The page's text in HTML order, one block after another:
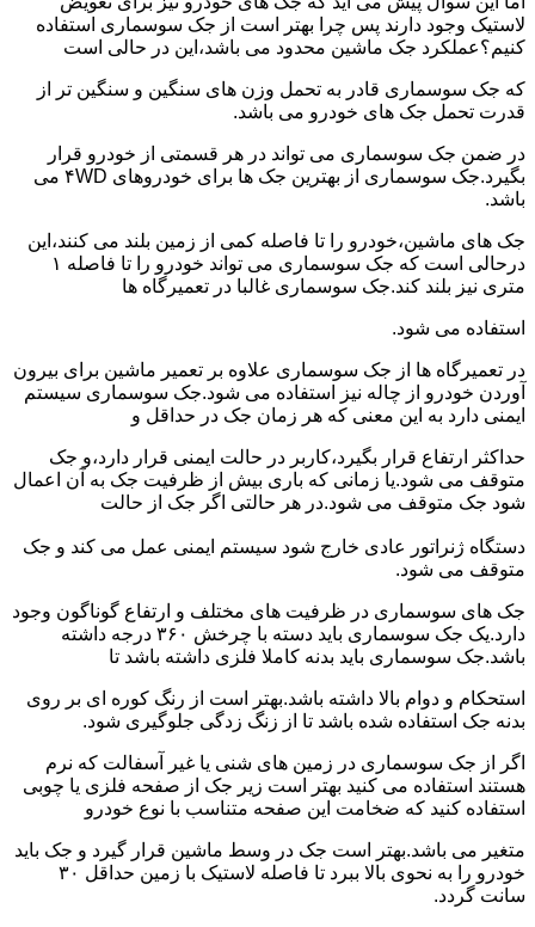
لاستیک وجود دارند پس چرا بهتر است از جک سوسماری استفاده
کنیم؟عملکرد جک ماشین محدود می باشد،این در حالی است
که جک سوسماری قادر به تحمل وزن های سنگین و سنگین تر از
قدرت تحمل جک های خودرو می باشد.
در ضمن جک سوسماری می تواند در هر قسمتی از خودرو قرار
بگیرد.جک سوسماری از بهترین جک ها برای خودروهای ۴WD می
باشد.
جک های ماشین،خودرو را تا فاصله کمی از زمین بلند می کنند،این
درحالی است که جک سوسماری می تواند خودرو را تا فاصله ۱
متری نیز بلند کند.جک سوسماری غالبا در تعمیرگاه ها
استفاده می شود.
در تعمیرگاه ها از جک سوسماری علاوه بر تعمیر ماشین برای بیرون
آوردن خودرو از چاله نیز استفاده می شود.جک سوسماری سیستم
ایمنی دارد به این معنی که هر زمان جک در حداقل و
حداکثر ارتفاع قرار بگیرد،کاربر در حالت ایمنی قرار دارد،و جک
متوقف می شود.یا زمانی که باری بیش از ظرفیت جک به آن اعمال
شود جک متوقف می شود.در هر حالتی اگر جک از حالت
دستگاه ژنراتور عادی خارج شود سیستم ایمنی عمل می کند و جک
متوقف می شود.
جک های سوسماری در ظرفیت های مختلف و ارتفاع گوناگون وجود
دارد.یک جک سوسماری باید دسته با چرخش ۳۶۰ درجه داشته
باشد.جک سوسماری باید بدنه کاملا فلزی داشته باشد تا
استحکام و دوام بالا داشته باشد.بهتر است از رنگ کوره ای بر روی
بدنه جک استفاده شده باشد تا از زنگ زدگی جلوگیری شود.
اگر از جک سوسماری در زمین های شنی یا غیر آسفالت که نرم
هستند استفاده می کنید بهتر است زیر جک از صفحه فلزی یا چوبی
استفاده کنید که ضخامت این صفحه متناسب با نوع خودرو
متغیر می باشد.بهتر است جک در وسط ماشین قرار گیرد و جک باید
خودرو را به نحوی بالا ببرد تا فاصله لاستیک با زمین حداقل ۳۰
سانت گردد.